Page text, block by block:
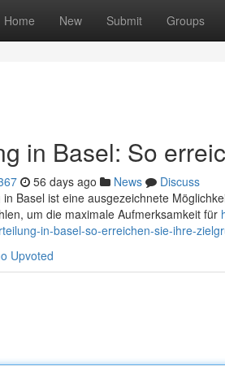
Home New Submit Groups
in Basel: So
56 days ago News
Discuss
Basel ist eine ausgezeichnete
um die maximale Aufmerksamkeit für
in-basel-so-erreichen-sie-ihre-
Upvoted